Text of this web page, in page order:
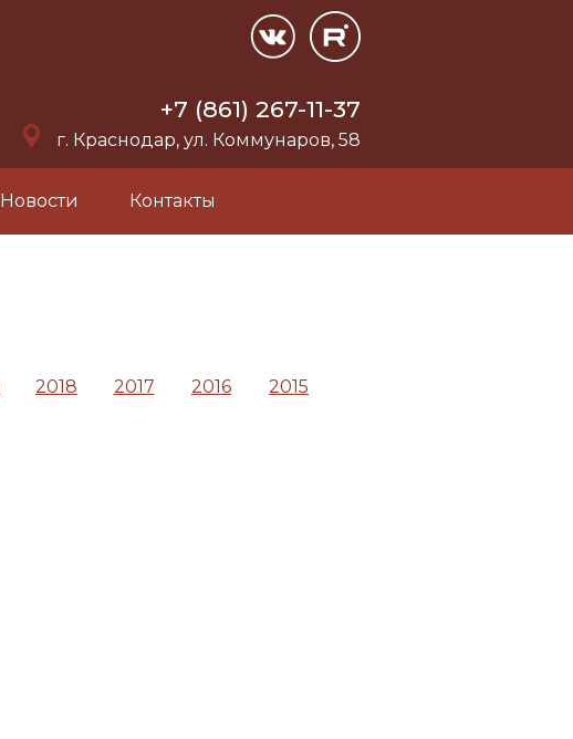
+7 (861) 267-11-37
г. Краснодар, ул. Коммунаров, 58
Новости Контакты
2018 2017 2016 2015